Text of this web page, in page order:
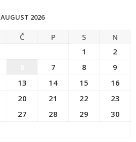
AUGUST 2026
Č P S
N
1
2
7 8
9
13 14 15
16
20 21 22
23
27 28 29
30